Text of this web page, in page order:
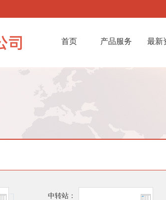
首页 产品服务 最新
中转站：